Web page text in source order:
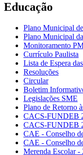
Educação
Plano Municipal
Plano Municipal
Monitoramento
Currículo Paulista
Lista de Espera
Resoluções
Circular
Boletim
Legislações SME
Plano de Retorno
CACS-FUNDEB
CACS-FUNDEB
CAE - Conselho
CAE - Conselho
Merenda Escolar -